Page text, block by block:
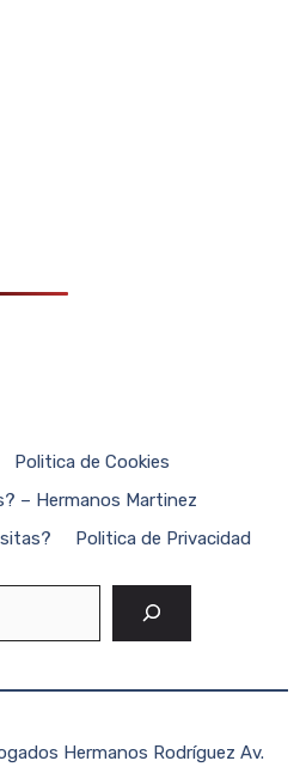
Politica de Cookies
– Hermanos Martinez
Politica de Privacidad
Hermanos Rodríguez Av.